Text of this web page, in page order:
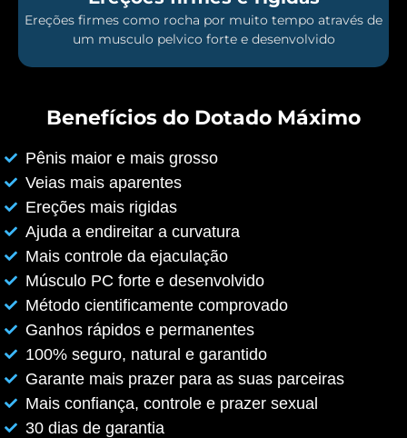
Ereções firmes como rocha por muito tempo através de
um musculo pelvico forte e desenvolvido
Benefícios do Dotado Máximo
Pênis maior e mais grosso
Veias mais aparentes
Ereções mais rigidas
Ajuda a endireitar a curvatura
Mais controle da ejaculação
Músculo PC forte e desenvolvido
Método cientificamente comprovado
Ganhos rápidos e permanentes
100% seguro, natural e garantido
Garante mais prazer para as suas parceiras
Mais confiança, controle e prazer sexual
30 dias de garantia